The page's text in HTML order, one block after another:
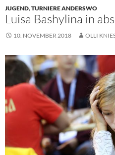
JUGEND,TURNIERE ANDERSWO
Luisa Bashylina in
10. NOVEMBER 2018 OLLI